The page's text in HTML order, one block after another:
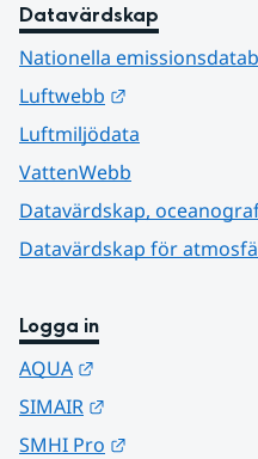
Datavärdskap
Nationella
Luftwebb
Luftmiljödata
VattenWebb
Datavärdskap,
Datavärdskap för
Logga in
AQUA
SIMAIR
SMHI Pro